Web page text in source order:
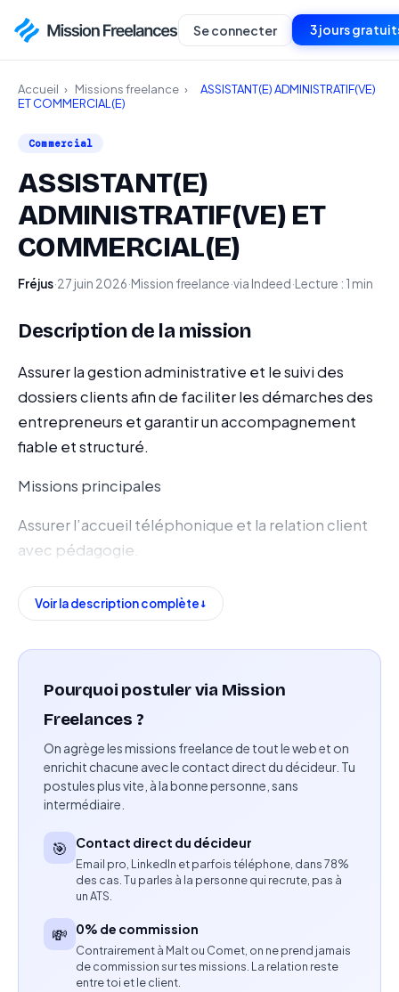
Se connecter 3 jours
Accueil › Missions freelance ›
ASSISTANT(E) ADMINISTRATIF(VE)
ET COMMERCIAL(E)
Commercial
ASSISTANT(E)
ADMINISTRATIF(VE) ET
COMMERCIAL(E)
Fréjus·27 juin 2026·Mission freelance·via Indeed·Lecture : 1 min
Description de la mission
Assurer la gestion administrative et le suivi des
dossiers clients afin de faciliter les démarches des
entrepreneurs et garantir un accompagnement
fiable et structuré.
Missions principales
Assurer l’accueil téléphonique et la relation client
avec pédagogie.
Traiter et suivre les demandes administratives des
clients.
Constituer et suivre les dossiers jusqu’à leur
Réaliser des déclarations administratives liées aux
micro-entreprises.
Effectuer des démarches auprès des organismes
(URSSAF, impôts, sécurité sociale, retraite).
Rédiger des courriers et documents administratifs
simples.
Accompagner les clients dans l’utilisation des
plateformes en ligne.
Voir la description complète
Pourquoi postuler via Mission
Freelances ?
On agrège les missions freelance de tout le web et on
enrichit chacune avec le contact direct du décideur. Tu
postules plus vite, à la bonne personne, sans
intermédiaire.
🎯 Contact direct du décideur
Email pro, LinkedIn et parfois téléphone, dans 78%
des cas. Tu parles à la personne qui recrute, pas à
un ATS.
💸 0% de commission
Contrairement à Malt ou Comet, on ne prend jamais
de commission sur tes missions. La relation reste
entre toi et le client.